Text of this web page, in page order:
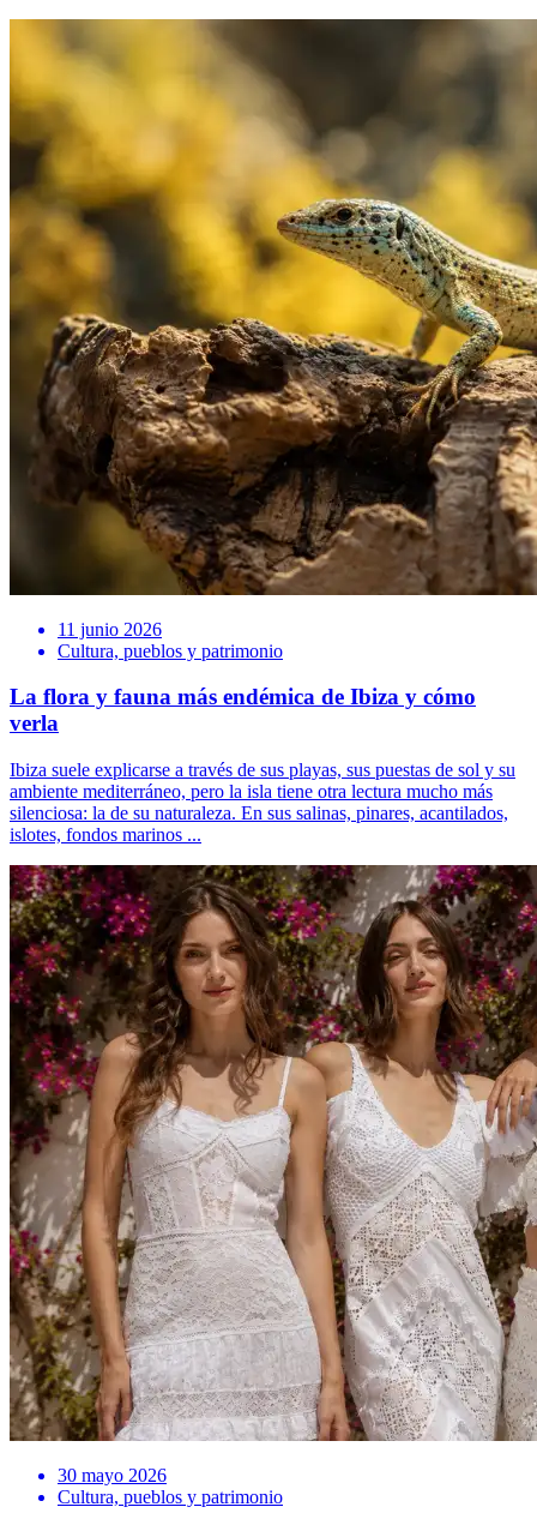
11 junio 2026
Cultura, pueblos y patrimonio
La flora y fauna más endémica de Ibiza y cómo
verla
Ibiza suele explicarse a través de sus playas, sus puestas de sol y su
ambiente mediterráneo, pero la isla tiene otra lectura mucho más
silenciosa: la de su naturaleza. En sus salinas, pinares, acantilados,
islotes, fondos marinos ...
30 mayo 2026
Cultura, pueblos y patrimonio